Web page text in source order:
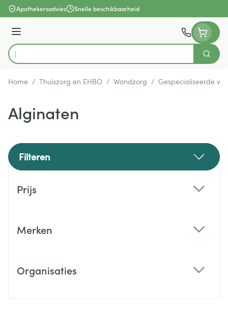
Ga naar de inhoud
Apothekersadvies Snelle beschikbaarheid
Menu
Product, merk, categorie...
Zoek
Home / Thuiszorg en EHBO / Wondzorg / Gespecialiseerde
Alginaten
Filteren
Prijs
Merken
Organisaties